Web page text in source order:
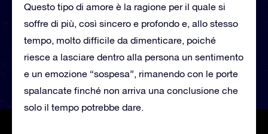
Questo tipo di amore è la ragione per il quale si
soffre di più, così sincero e profondo e, allo stesso
tempo, molto difficile da dimenticare, poiché
riesce a lasciare dentro alla persona un sentimento
e un emozione “sospesa”, rimanendo con le porte
spalancate finché non arriva una conclusione che
solo il tempo potrebbe dare.